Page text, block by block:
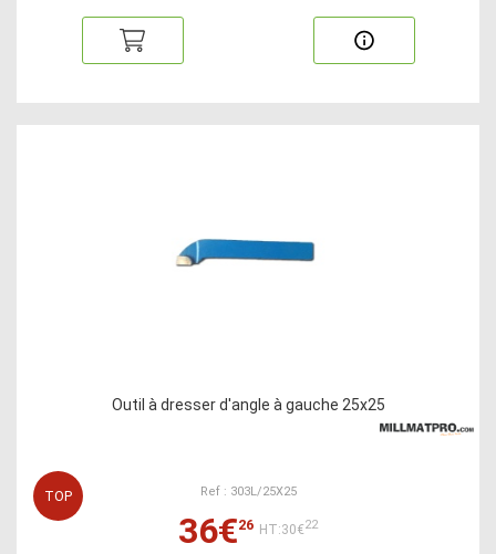
Outil à dresser d'angle à gauche 25x25
Ref : 303L/25X25
36€26 HT:30€22
TOP